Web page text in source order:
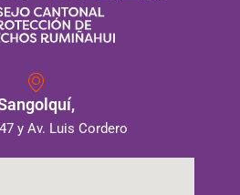
y Av. Luis Cordero